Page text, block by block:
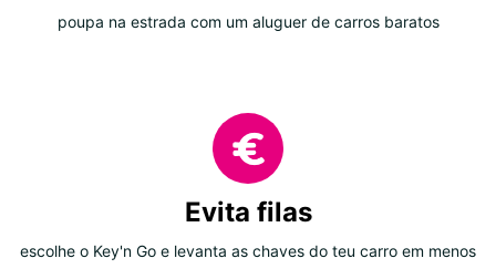
poupa na estrada com um aluguer de carros baratos
Evita filas
escolhe o Key'n Go e levanta as chaves do teu carro em menos